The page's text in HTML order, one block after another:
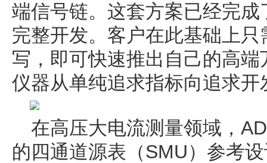
端信号链。这套方案已经完
完整开发。客户在此基础上
写，即可快速推出自己的高
仪器从单纯追求指标向追求
在高压大电流测量领域，
的四通道源表（SMU）参考